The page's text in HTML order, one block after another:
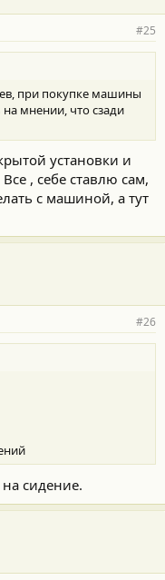
#25
при покупке машины
мнении, что сзади
установки и
, себе ставлю сам,
с машиной, а тут
#26
сидение.